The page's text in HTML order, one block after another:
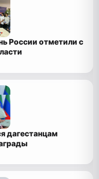
России отметили с
дагестанцам